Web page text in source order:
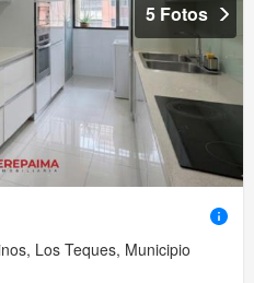
5 Fotos
Los Teques, Municipio